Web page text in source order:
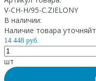
V-CH-H/95-C.ZIELONY
В наличии:
Наличие товара
14 448 руб.
шт